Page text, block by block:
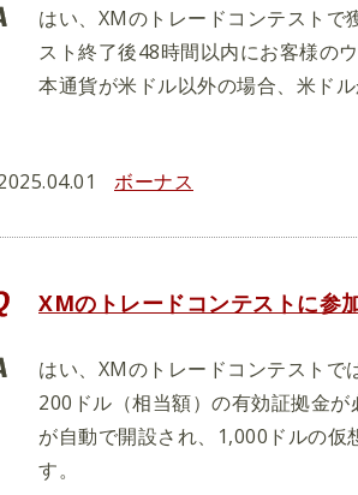
はい、XMのトレードコンテストで
スト終了後48時間以内にお客様の
本通貨が米ドル以外の場合、米ド
ボーナス
XMのトレードコンテストに参
はい、XMのトレードコンテストで
200ドル（相当額）の有効証拠金
が自動で開設され、1,000ドルの仮
す。